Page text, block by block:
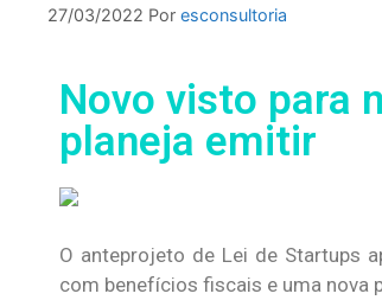
27/03/2022 Por esconsultoria
Novo visto para
planeja emitir
O anteprojeto de Lei de Startups
com benefícios fiscais e uma nova